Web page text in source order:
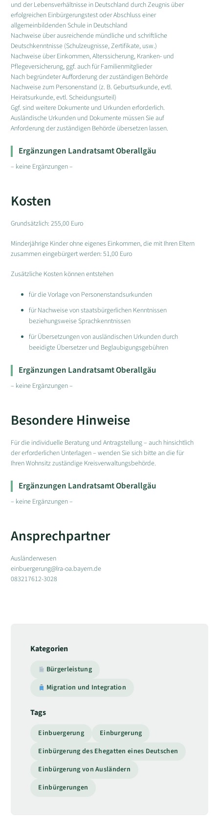
und der Lebensverhältnisse in Deutschland durch Zeugnis über
erfolgreichen Einbürgerungstest oder Abschluss einer
allgemeinbildenden Schule in Deutschland
Nachweise über ausreichende mündliche und schriftliche
Deutschkenntnisse (Schulzeugnisse, Zertifikate, usw.)
Nachweise über Einkommen, Alterssicherung, Kranken- und
Pflegeversicherung, ggf. auch für Familienmitglieder
Nach begründeter Aufforderung der zuständigen Behörde
Nachweise zum Personenstand (z. B. Geburtsurkunde, evtl.
Heiratsurkunde, evtl. Scheidungsurteil)
Ggf. sind weitere Dokumente und Urkunden erforderlich.
Ausländische Urkunden und Dokumente müssen Sie auf
Anforderung der zuständigen Behörde übersetzen lassen.
Ergänzungen Landratsamt Oberallgäu
– keine Ergänzungen –
Kosten
Grundsätzlich: 255,00 Euro
Minderjährige Kinder ohne eigenes Einkommen, die mit Ihren Eltern
zusammen eingebürgert werden: 51,00 Euro
Zusätzliche Kosten können entstehen
für die Vorlage von Personenstandsurkunden
für Nachweise von staatsbürgerlichen Kenntnissen
beziehungsweise Sprachkenntnissen
für Übersetzungen von ausländischen Urkunden durch
beeidigte Übersetzer und Beglaubigungsgebühren
Ergänzungen Landratsamt Oberallgäu
– keine Ergänzungen –
Besondere Hinweise
Für die individuelle Beratung und Antragstellung – auch hinsichtlich
der erforderlichen Unterlagen – wenden Sie sich bitte an die für
Ihren Wohnsitz zuständige Kreisverwaltungsbehörde.
Ergänzungen Landratsamt Oberallgäu
– keine Ergänzungen –
Ansprechpartner
Ausländerwesen
einbuergerung@lra-oa.bayern.de
083217612-3028
Kategorien
Bürgerleistung
Migration und Integration
Tags
Einbuergerung
Einburgerung
Einbürgerung des Ehegatten eines Deutschen
Einbürgerung von Ausländern
Einbürgerungen